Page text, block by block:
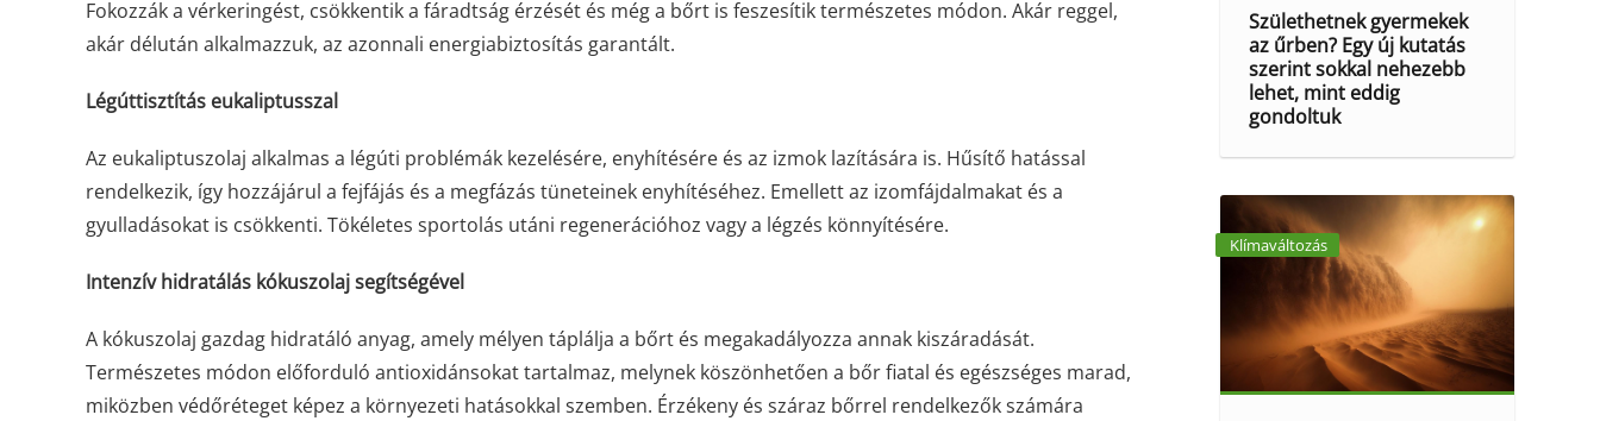
Fokozzák a vérkeringést, csökkentik a fáradtság érzését és még a bőrt is feszesítik természetes módon. Akár reggel,
akár délután alkalmazzuk, az azonnali energiabiztosítás garantált.
Légúttisztítás eukaliptusszal
Az eukaliptuszolaj alkalmas a légúti problémák kezelésére, enyhítésére és az izmok lazítására is. Hűsítő hatással
rendelkezik, így hozzájárul a fejfájás és a megfázás tüneteinek enyhítéséhez. Emellett az izomfájdalmakat és a
gyulladásokat is csökkenti. Tökéletes sportolás utáni regenerációhoz vagy a légzés könnyítésére.
Intenzív hidratálás kókuszolaj segítségével
A kókuszolaj gazdag hidratáló anyag, amely mélyen táplálja a bőrt és megakadályozza annak kiszáradását.
Természetes módon előforduló antioxidánsokat tartalmaz, melynek köszönhetően a bőr fiatal és egészséges marad,
miközben védőréteget képez a környezeti hatásokkal szemben. Érzékeny és száraz bőrrel rendelkezők számára
Születhetnek gyermekek
az űrben? Egy új kutatás
szerint sokkal nehezebb
lehet, mint eddig
gondoltuk
Klímaváltozás